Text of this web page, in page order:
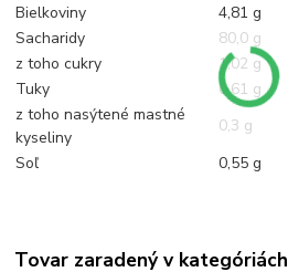
Bielkoviny
4,81 g
Sacharidy
80,0 g
z toho cukry
1,02 g
Tuky
0,61 g
z toho nasýtené mastné
kyseliny
0,3 g
Soľ
0,55 g
Tovar zaradený v kategóriách